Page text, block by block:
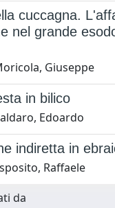
cuccagna.
nel grande
Giuseppe
in bilico
Edoardo
indiretta in
Raffaele
da